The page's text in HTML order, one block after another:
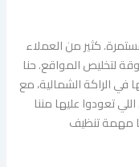
كثير من العملاء
لتخليص المواقع. حنا
الراكة الشمالية، مع
تعودوا عليها مننا
مهمة تنظيف